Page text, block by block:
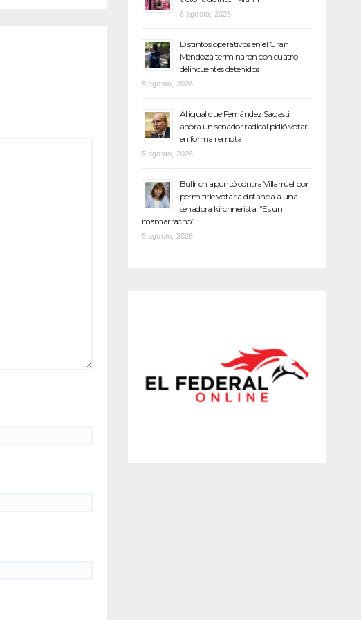
6 agosto, 2026
Distintos operativos en el Gran
Mendoza terminaron con cuatro
delincuentes detenidos
5 agosto, 2026
Al igual que Fernández Sagasti,
ahora un senador radical pidió votar
en forma remota
5 agosto, 2026
Bullrich apuntó contra Villarruel por
permitirle votar a distancia a una
senadora kirchnerista: “Es un
mamarracho”
5 agosto, 2026